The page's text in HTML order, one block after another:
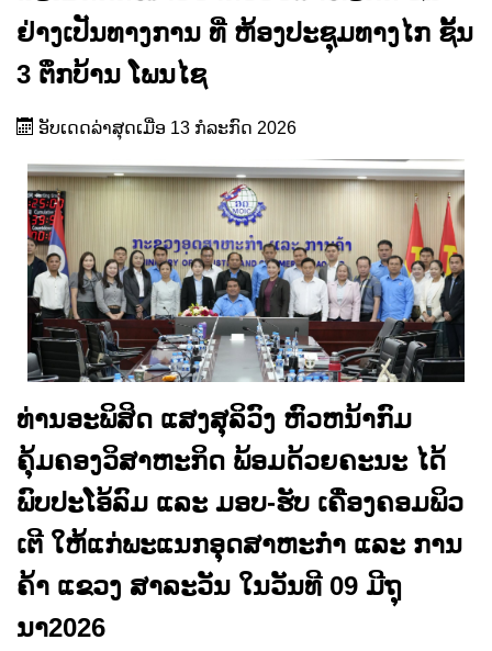
ຢ່າງເປັນທາງການ ທີ່ ຫ້ອງປະຊຸມທາງໄກ ຊັ້ນ
3 ຕຶກບ້ານ ໂພນໄຊ
ອັບເດດລ່າສຸດເມື່ອ 13 ກໍລະກົດ 2026
ທ່ານອະພິສິດ ແສງສຸລິວົງ ຫົວຫນ້າກົມ
ຄຸ້ມຄອງວິສາຫະກິດ ພ້ອມດ້ວຍຄະນະ ໄດ້
ພົບປະໂອ້ລົມ ແລະ ມອບ-ຮັບ ເຄື່ອງຄອມພິວ
ເຕີ ໃຫ້ແກ່ພະແນກອຸດສາຫະກໍາ ແລະ ການ
ຄ້າ ແຂວງ ສາລະວັນ ໃນວັນທີ 09 ມີຖຸ
ນາ2026